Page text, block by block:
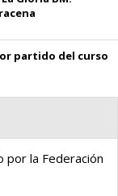
partido del curso
por la Federación